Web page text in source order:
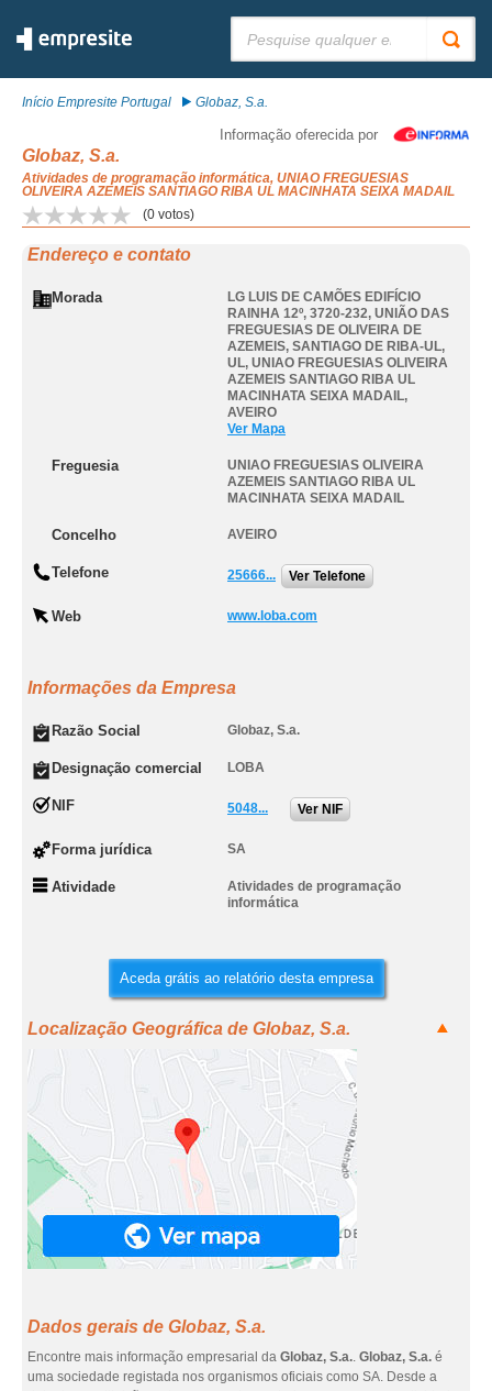
Início Empresite Portugal Globaz, S.a.
Informação oferecida por
Globaz, S.a.
Atividades de programação informática, UNIAO FREGUESIAS
OLIVEIRA AZEMEIS SANTIAGO RIBA UL MACINHATA SEIXA MADAIL
(0 votos)
Endereço e contato
Morada
LG LUIS DE CAMÕES EDIFÍCIO
RAINHA 12º, 3720-232, UNIÃO DAS
FREGUESIAS DE OLIVEIRA DE
AZEMEIS, SANTIAGO DE RIBA-UL,
UL, UNIAO FREGUESIAS OLIVEIRA
AZEMEIS SANTIAGO RIBA UL
MACINHATA SEIXA MADAIL,
AVEIRO
Ver Mapa
Freguesia
UNIAO FREGUESIAS OLIVEIRA
AZEMEIS SANTIAGO RIBA UL
MACINHATA SEIXA MADAIL
Concelho AVEIRO
Telefone 25666... Ver Telefone
Web www.loba.com
Informações da Empresa
Razão Social Globaz, S.a.
Designação comercial LOBA
NIF 5048... Ver NIF
Forma jurídica SA
Atividade
Atividades de programação
informática
Aceda grátis ao relatório desta empresa
Localização Geográfica de Globaz, S.a.
Dados gerais de Globaz, S.a.
Encontre mais informação empresarial da Globaz, S.a.. Globaz, S.a. é
uma sociedade registada nos organismos oficiais como SA. Desde a